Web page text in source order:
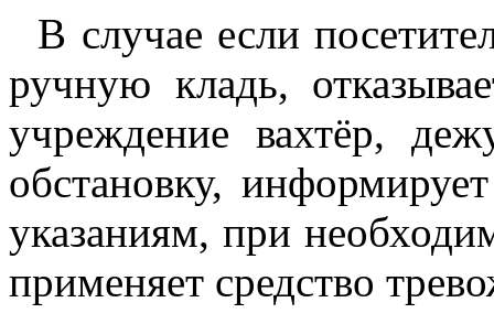
В случае если
ручную кладь,
учреждение вахтёр,
обстановку,
указаниям, при
применяет средство